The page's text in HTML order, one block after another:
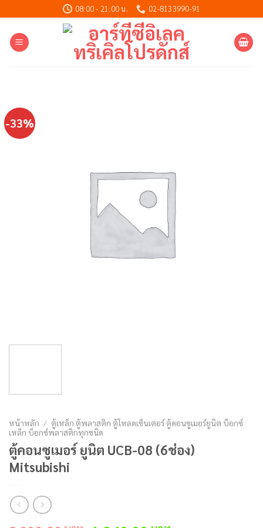
to
content
08:00 - 21:00 น. 02-8133990-91
-33%
หน้าหลัก / ตู้เหล็ก ตู้พลาสติก ตู้โหลดเซ็นเตอร์ ตู้คอนซูเมอร์ยูนิต บ็อกซ์
เหล็ก บ็อกซ์พลาสติกทุกชนิด
ตู้คอนซูเมอร์ ยูนิต UCB-08 (6ช่อง)
Mitsubishi